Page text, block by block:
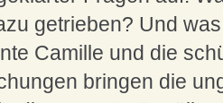
getrieben? Und
Camille und die
bringen die